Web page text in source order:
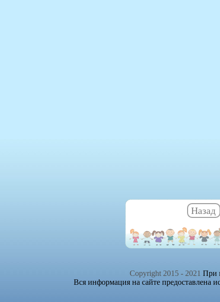
Назад
Copyright 2015 - 2021 При
Вся информация на сайте предоставлена